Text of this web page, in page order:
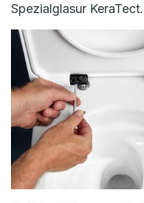
Spezialglasur KeraTect.